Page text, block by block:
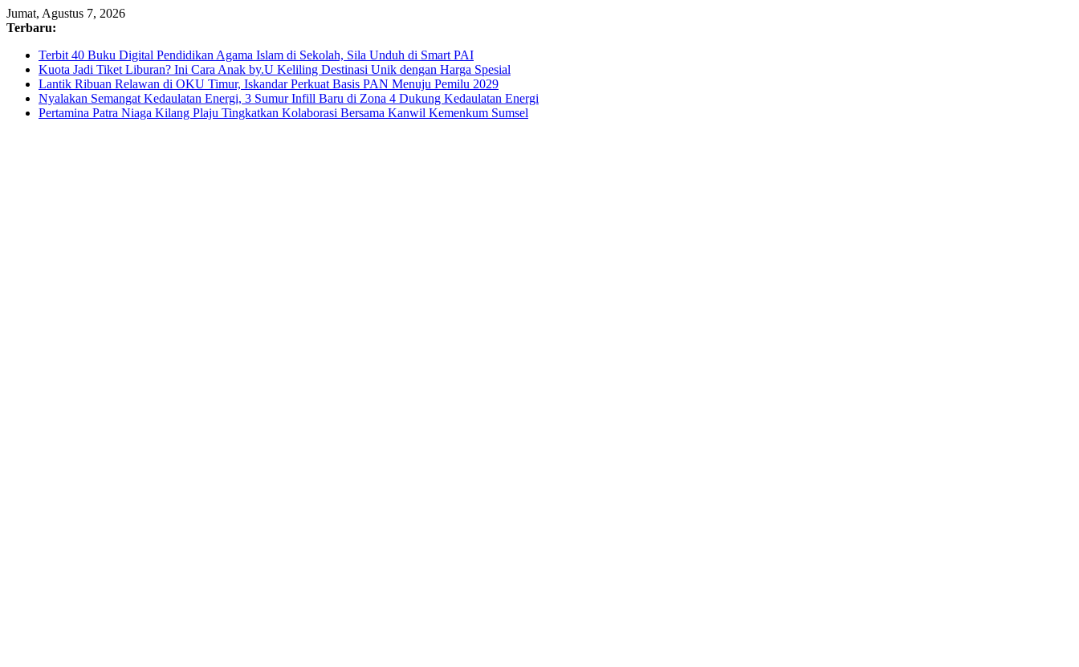
Skip
to
Jumat, Agustus 7, 2026
Terbaru:
Terbit 40 Buku Digital Pendidikan Agama Islam di Sekolah, Sila Unduh di Smart PAI
Kuota Jadi Tiket Liburan? Ini Cara Anak by.U Keliling Destinasi Unik dengan Harga Spesial
Lantik Ribuan Relawan di OKU Timur, Iskandar Perkuat Basis PAN Menuju Pemilu 2029
Nyalakan Semangat Kedaulatan Energi, 3 Sumur Infill Baru di Zona 4 Dukung Kedaulatan Energi
Pertamina Patra Niaga Kilang Plaju Tingkatkan Kolaborasi Bersama Kanwil Kemenkum Sumsel